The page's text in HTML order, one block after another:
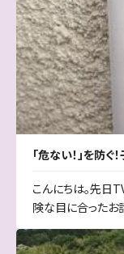
「危ない！」を防
こんにちは。先日
険な目に合ったお